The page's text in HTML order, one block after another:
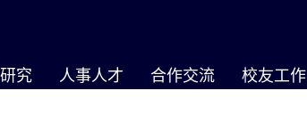
究 人事人才 合作交流 校友工作